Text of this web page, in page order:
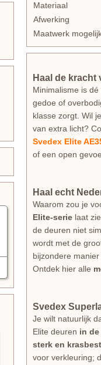
Materiaal
Afwerking
Maatwerk
Haal de kracht
Minimalisme is
gedoe of
klasse zorgt. Wil
van extra licht?
Svedex Elite
of een open
Haal echt
Waarom zou je
Elite-serie laat
de deuren niet
wordt met de
bijzondere
Ontdek hier alle
Svedex
Je wilt natuurlijk
Elite deuren in
sterk en
voor verkleuring;